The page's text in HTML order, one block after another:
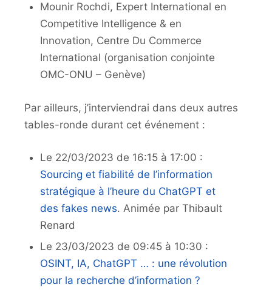
Mounir Rochdi, Expert International en
Competitive Intelligence & en
Innovation, Centre Du Commerce
International (organisation conjointe
OMC-ONU – Genève)
Par ailleurs, j’interviendrai dans deux autres
tables-ronde durant cet événement :
Le 22/03/2023 de 16:15 à 17:00 :
Sourcing et fiabilité de l’information
stratégique à l’heure du ChatGPT et
des fakes news. Animée par Thibault
Renard
Le 23/03/2023 de 09:45 à 10:30 :
OSINT, IA, ChatGPT … : une révolution
pour la recherche d’information ?